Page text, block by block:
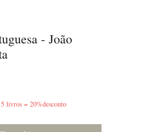
- João
livros = 20%desconto